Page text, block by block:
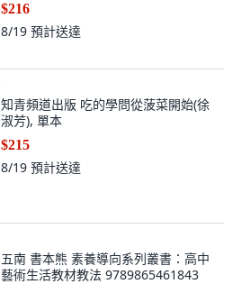
$216
8/19 預計送達
知青頻道出版 吃的學問從菠菜開始(徐
淑芳), 單本
$215
8/19 預計送達
五南 書本熊 素養導向系列叢書：高中
藝術生活教材教法 9789865461843